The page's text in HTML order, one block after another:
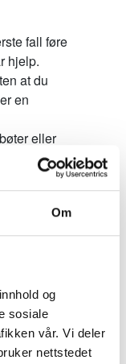
Om
og
sosiale
vår. Vi deler
nettstedet
hjelp.
at du
en
eller
før